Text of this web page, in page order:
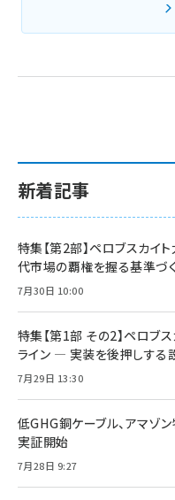
新着記事
特集【第2部】ペロブスカ
代市場の覇権を握る基準づ
7月30日 10:00
特集【第1部 その2】ペロブ
ライン ― 実装を後押しする
7月29日 13:30
低GHG銅ケーブル、アマゾ
実証開始
7月28日 9:27